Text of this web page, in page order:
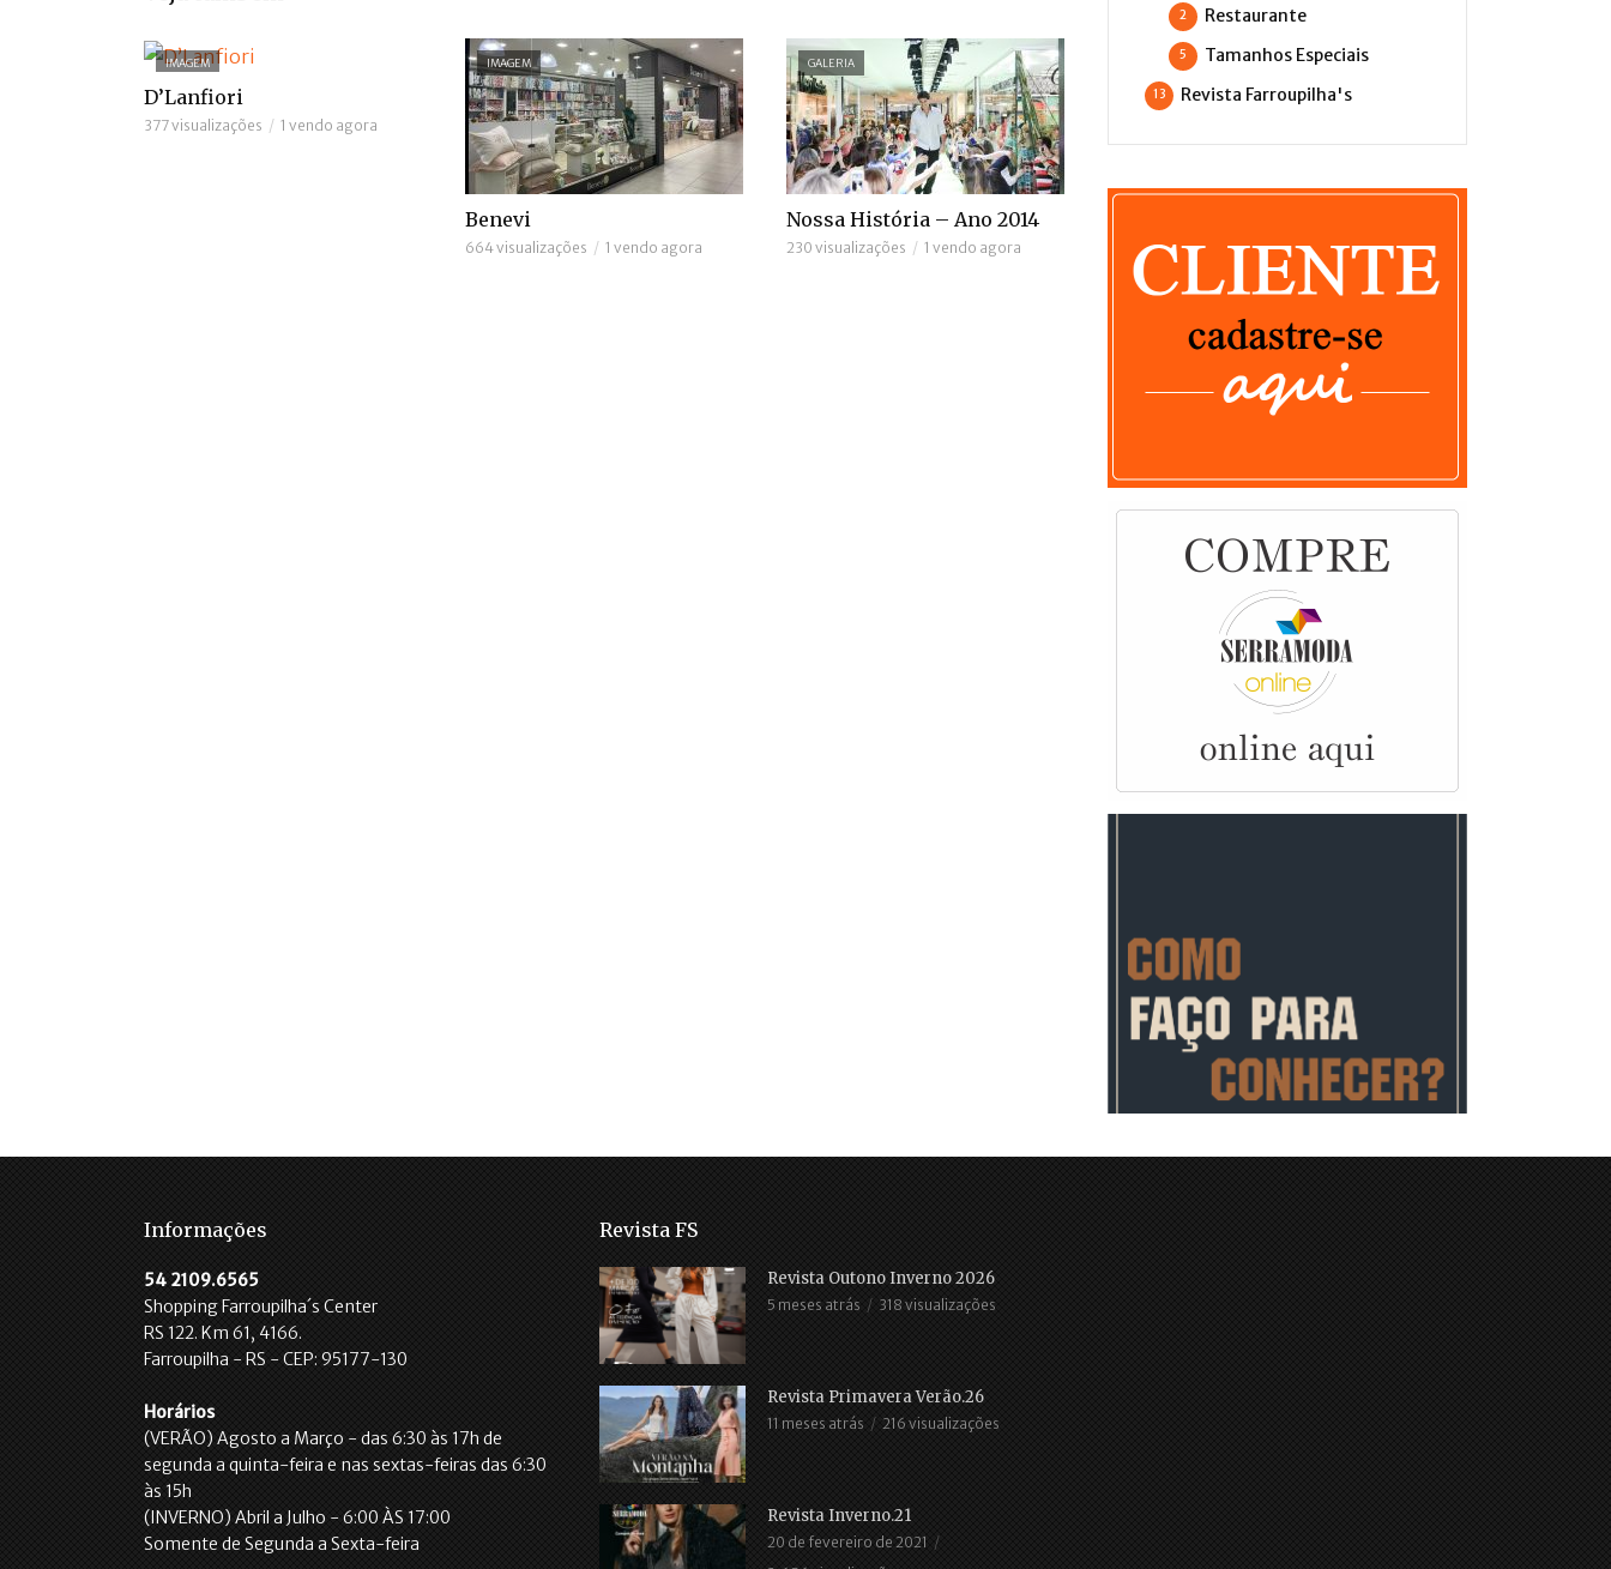
IMAGEM
D’Lanfiori
377 visualizações 1 vendo agora
IMAGEM
Benevi
664 visualizações 1 vendo agora
GALERIA
Nossa História – Ano 2014
230 visualizações 1 vendo agora
Restaurante
2
Tamanhos Especiais
5
Revista Farroupilha's
13
Informações
54 2109.6565
Shopping Farroupilha´s Center
RS 122. Km 61, 4166.
Farroupilha - RS - CEP: 95177-130
Horários
(VERÃO) Agosto a Março - das 6:30 às 17h de
segunda a quinta-feira e nas sextas-feiras das 6:30
às 15h
(INVERNO) Abril a Julho - 6:00 ÀS 17:00
Somente de Segunda a Sexta-feira
Revista FS
Revista Outono Inverno 2026
5 meses atrás 318 visualizações
Revista Primavera Verão.26
11 meses atrás 216 visualizações
Revista Inverno.21
20 de fevereiro de 2021